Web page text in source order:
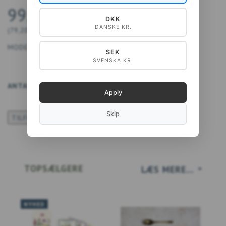
99,00 DKK
MODEL/VARENR.: 9788794564342
ANTAL
LÆS MERE...
TOPSÆLGERE
NYHED
DKK
DANSKE KR.
SEK
SVENSKA KR.
Apply
Skip